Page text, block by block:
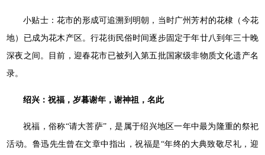
小贴士：花市的形成可追溯到明朝，当时广州芳村的花棣（今花
地）已成为花木产区。行花街民俗时间逐步固定于年廿八到年三十晚
深夜之间。目前，迎春花市已被列入第五批国家级非物质文化遗产名
录。
绍兴：祝福，岁暮谢年，谢神祖，名此
祝福，俗称“请大菩萨”，是属于绍兴地区一年中最为隆重的祭祀
活动。鲁迅先生曾在文章中指出，祝福是“年终的大典致敬尽礼，迎